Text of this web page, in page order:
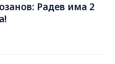
Радев има 2